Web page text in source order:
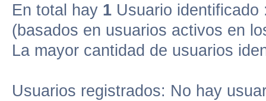
En total hay 1 Usuario
(basados en usuarios activos en
La mayor cantidad de usuarios
Usuarios registrados: No hay